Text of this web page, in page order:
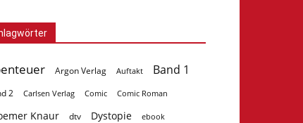
Argon Verlag Auftakt Band 1
2 Carlsen Verlag Comic Comic Roman
Knaur dtv Dystopie ebook